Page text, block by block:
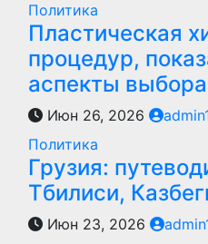
Политика
Пластическая
процедур,
аспекты выбора
Июн 26, 2026
Политика
Грузия:
Тбилиси,
Июн 23, 2026